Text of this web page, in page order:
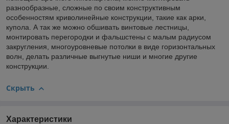
разнообразные, сложные по своим конструктивным
особенностям криволинейные конструкции, такие как арки,
купола. А так же можно обшивать винтовые лестницы,
монтировать перегородки и фальшстены с малым радиусом
закругления, многоуровневые потолки в виде горизонтальных
волн, делать различные выгнутые ниши и многие другие
конструкции.
Скрыть
Характеристики